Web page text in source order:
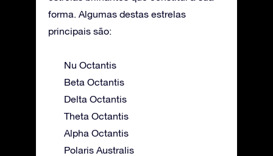
forma. Algumas destas estrelas
principais são:
Nu Octantis
Beta Octantis
Delta Octantis
Theta Octantis
Alpha Octantis
Polaris Australis